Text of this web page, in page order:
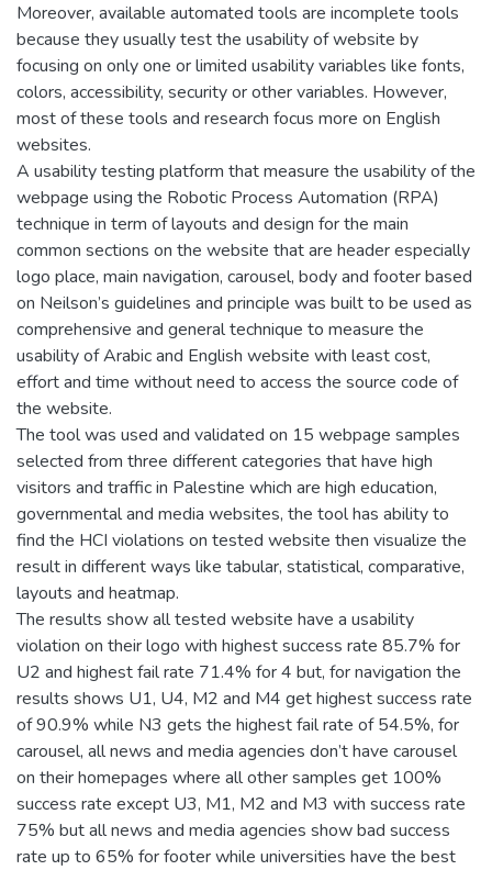
Moreover, available automated tools are incomplete tools
because they usually test the usability of website by
focusing on only one or limited usability variables like fonts,
colors, accessibility, security or other variables. However,
most of these tools and research focus more on English
websites.
A usability testing platform that measure the usability of the
webpage using the Robotic Process Automation (RPA)
technique in term of layouts and design for the main
common sections on the website that are header especially
logo place, main navigation, carousel, body and footer based
on Neilson’s guidelines and principle was built to be used as
comprehensive and general technique to measure the
usability of Arabic and English website with least cost,
effort and time without need to access the source code of
the website.
The tool was used and validated on 15 webpage samples
selected from three different categories that have high
visitors and traffic in Palestine which are high education,
governmental and media websites, the tool has ability to
find the HCI violations on tested website then visualize the
result in different ways like tabular, statistical, comparative,
layouts and heatmap.
The results show all tested website have a usability
violation on their logo with highest success rate 85.7% for
U2 and highest fail rate 71.4% for 4 but, for navigation the
results shows U1, U4, M2 and M4 get highest success rate
of 90.9% while N3 gets the highest fail rate of 54.5%, for
carousel, all news and media agencies don’t have carousel
on their homepages where all other samples get 100%
success rate except U3, M1, M2 and M3 with success rate
75% but all news and media agencies show bad success
rate up to 65% for footer while universities have the best